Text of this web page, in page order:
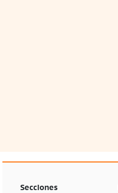
Secciones